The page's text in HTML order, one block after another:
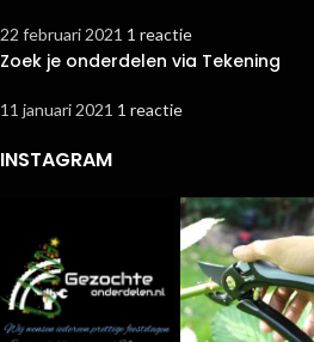
22 februari 2021 1 reactie
Zoek je onderdelen via Tekening
11 januari 2021 1 reactie
INSTAGRAM